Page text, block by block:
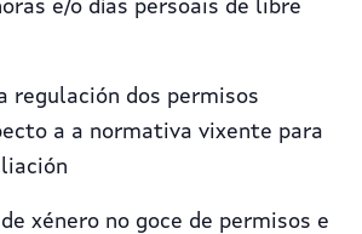
e/o días persoais de libre
regulación dos permisos
a a normativa vixente para
xénero no goce de permisos e